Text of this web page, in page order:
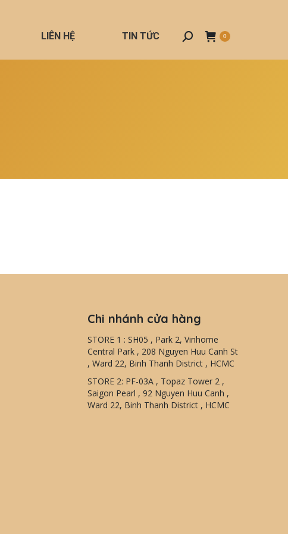
LIÊN HỆ TIN TỨC Search: 0
Chi nhánh cửa hàng
STORE 1 : SH05 , Park 2, Vinhome
Central Park , 208 Nguyen Huu Canh St
, Ward 22, Binh Thanh District , HCMC
STORE 2: PF-03A , Topaz Tower 2 ,
Saigon Pearl , 92 Nguyen Huu Canh ,
Ward 22, Binh Thanh District , HCMC